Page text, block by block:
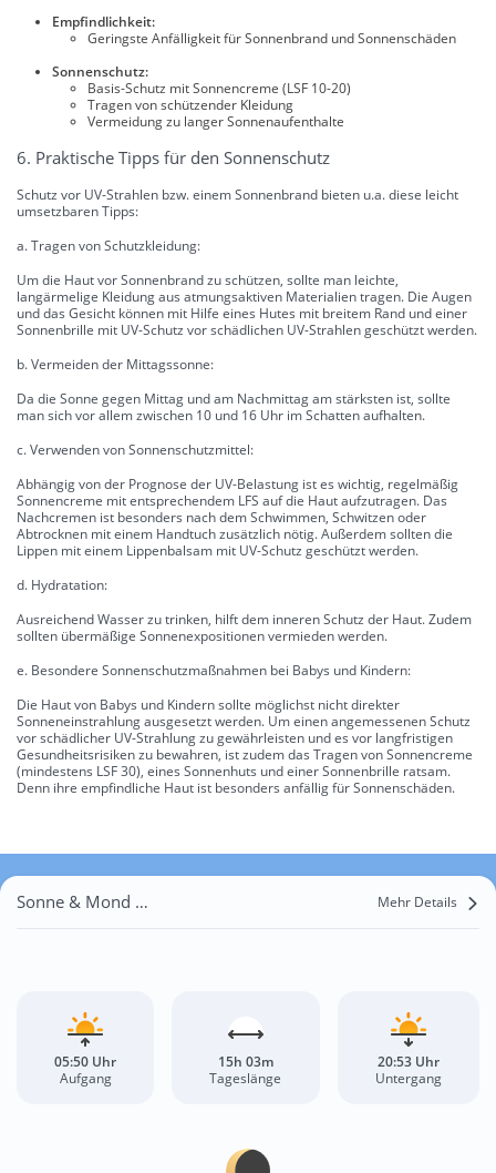
Empfindlichkeit:
Geringste Anfälligkeit für Sonnenbrand und Sonnenschäden
Sonnenschutz:
Basis-Schutz mit Sonnencreme (LSF 10-20)
Tragen von schützender Kleidung
Vermeidung zu langer Sonnenaufenthalte
6. Praktische Tipps für den Sonnenschutz
Schutz vor UV-Strahlen bzw. einem Sonnenbrand bieten u.a. diese leicht
umsetzbaren Tipps:
a. Tragen von Schutzkleidung:
Um die Haut vor Sonnenbrand zu schützen, sollte man leichte,
langärmelige Kleidung aus atmungsaktiven Materialien tragen. Die Augen
und das Gesicht können mit Hilfe eines Hutes mit breitem Rand und einer
Sonnenbrille mit UV-Schutz vor schädlichen UV-Strahlen geschützt werden.
b. Vermeiden der Mittagssonne:
Da die Sonne gegen Mittag und am Nachmittag am stärksten ist, sollte
man sich vor allem zwischen 10 und 16 Uhr im Schatten aufhalten.
c. Verwenden von Sonnenschutzmittel:
Abhängig von der Prognose der UV-Belastung ist es wichtig, regelmäßig
Sonnencreme mit entsprechendem LFS auf die Haut aufzutragen. Das
Nachcremen ist besonders nach dem Schwimmen, Schwitzen oder
Abtrocknen mit einem Handtuch zusätzlich nötig. Außerdem sollten die
Lippen mit einem Lippenbalsam mit UV-Schutz geschützt werden.
d. Hydratation:
Ausreichend Wasser zu trinken, hilft dem inneren Schutz der Haut. Zudem
sollten übermäßige Sonnenexpositionen vermieden werden.
e. Besondere Sonnenschutzmaßnahmen bei Babys und Kindern:
Die Haut von Babys und Kindern sollte möglichst nicht direkter
Sonneneinstrahlung ausgesetzt werden. Um einen angemessenen Schutz
vor schädlicher UV-Strahlung zu gewährleisten und es vor langfristigen
Gesundheitsrisiken zu bewahren, ist zudem das Tragen von Sonnencreme
(mindestens LSF 30), eines Sonnenhuts und einer Sonnenbrille ratsam.
Denn ihre empfindliche Haut ist besonders anfällig für Sonnenschäden.
Sonne & Mond Erfurt Mehr Details
05:50 Uhr
Aufgang
15h 03m
Tageslänge
20:53 Uhr
Untergang